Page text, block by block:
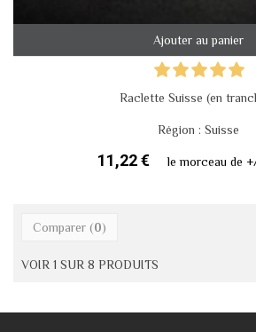
Ajouter au panier
Raclette Suisse (en
Région : Suisse
11,22 € le morceau de
Comparer (0)
VOIR 1 SUR 8 PRODUITS